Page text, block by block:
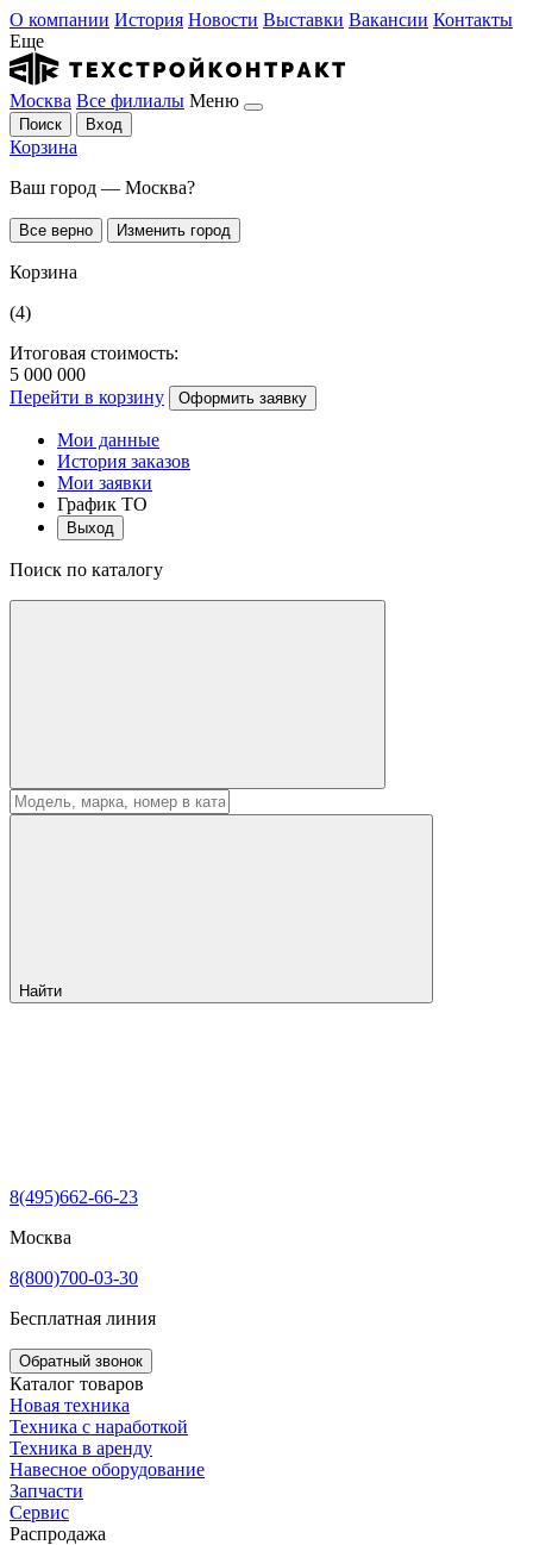
О компании История Новости Выставки Вакансии Контакты
Еще
Москва Все филиалы Меню
Поиск Вход
Корзина
Ваш город — Москва?
Все верно Изменить город
Корзина
(4)
Итоговая стоимость:
5 000 000
Перейти в корзину
Оформить заявку
Мои данные
История заказов
Мои заявки
График ТО
Выход
Поиск по каталогу
Найти
8(495)662-66-23
Москва
8(800)700-03-30
Бесплатная линия
Обратный звонок
Каталог товаров
Новая техника
Техника с наработкой
Техника в аренду
Навесное оборудование
Запчасти
Сервис
Распродажа